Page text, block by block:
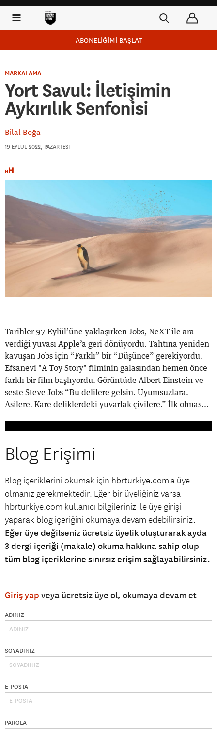
ABONELİĞİMİ BAŞLAT
MARKALAMA
Yort Savul: İletişimin
Aykırılık Senfonisi
Bilal Boğa
19 EYLÜL 2022, PAZARTESI
Tarihler 97 Eylül’üne yaklaşırken Jobs, NeXT ile ara
verdiği yuvası Apple’a geri dönüyordu. Tahtına yeniden
kavuşan Jobs için “Farklı” bir “Düşünce” gerekiyordu.
Efsanevi "A Toy Story" filminin galasından hemen önce
farklı bir film başlıyordu. Görüntüde Albert Einstein ve
seste Steve Jobs “Bu delilere gelsin. Uyumsuzlara.
Asilere. Kare deliklerdeki yuvarlak çivilere.” İlk olmas...
Blog Erişimi
Blog içeriklerini okumak için hbrturkiye.com’a üye
olmanız gerekmektedir. Eğer bir üyeliğiniz varsa
hbrturkiye.com kullanıcı bilgileriniz ile üye girişi
yaparak blog içeriğini okumaya devam edebilirsiniz.
Eğer üye değilseniz ücretsiz üyelik oluşturarak ayda
3 dergi içeriği (makale) okuma hakkına sahip olup
tüm blog içeriklerine sınırsız erişim sağlayabilirsiniz.
Giriş yap veya ücretsiz üye ol, okumaya devam et
ADINIZ
SOYADINIZ
E-POSTA
PAROLA